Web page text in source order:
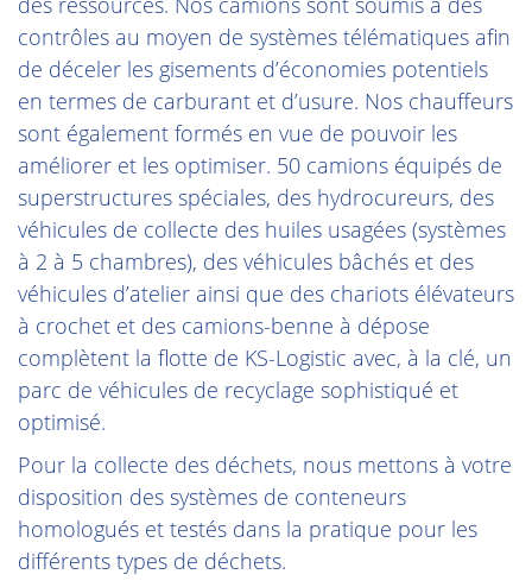
contrôles au moyen de systèmes télématiques afin
de déceler les gisements d’économies potentiels
en termes de carburant et d’usure. Nos chauffeurs
sont également formés en vue de pouvoir les
améliorer et les optimiser. 50 camions équipés de
superstructures spéciales, des hydrocureurs, des
véhicules de collecte des huiles usagées (systèmes
à 2 à 5 chambres), des véhicules bâchés et des
véhicules d’atelier ainsi que des chariots élévateurs
à crochet et des camions-benne à dépose
complètent la flotte de KS-Logistic avec, à la clé, un
parc de véhicules de recyclage sophistiqué et
optimisé.
Pour la collecte des déchets, nous mettons à votre
disposition des systèmes de conteneurs
homologués et testés dans la pratique pour les
différents types de déchets.